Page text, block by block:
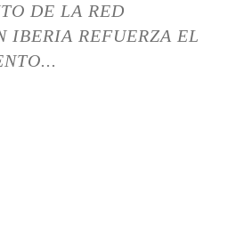
DE LA RED
IBERIA REFUERZA EL